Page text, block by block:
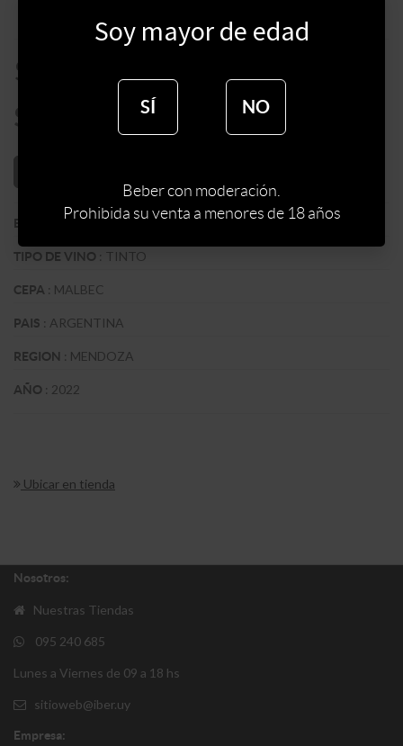
$
$
BODEGA :BODEGA SANTA JULIA
TIPO DE VINO : TINTO
CEPA : MALBEC
PAIS : ARGENTINA
REGION : MENDOZA
AÑO : 2022
Ubicar en tienda
Nosotros:
Nuestras Tiendas
095 240 685
Lunes a Viernes de 09 a 18 hs
sitioweb@iber.uy
Empresa:
Soy mayor de edad
SÍ NO
Beber con moderación.
Prohibida su venta a menores de 18 años